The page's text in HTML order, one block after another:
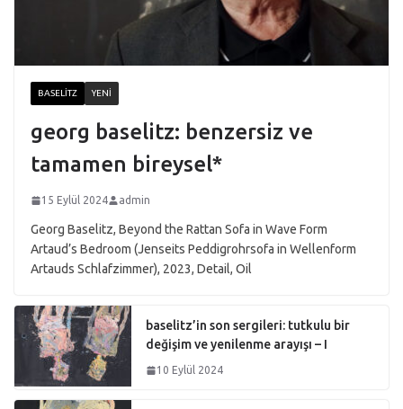
BASELITZ YENI
georg baselitz: benzersiz ve
tamamen bireysel*
15 Eylül 2024 admin
Georg Baselitz, Beyond the Rattan Sofa in Wave Form
Artaud’s Bedroom (Jenseits Peddigrohrsofa in Wellenform
Artauds Schlafzimmer), 2023, Detail, Oil
baselitz’in son sergileri: tutkulu bir
değişim ve yenilenme arayışı – I
10 Eylül 2024